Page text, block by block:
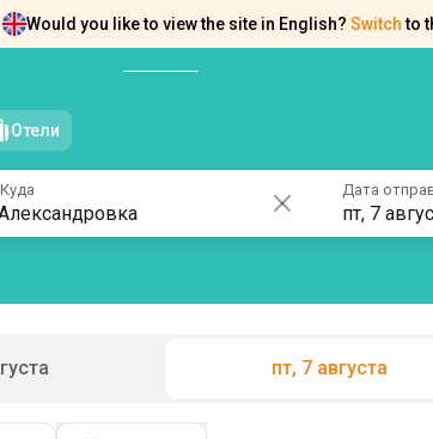
Would you like to view the site in English? Switch to
Отели
Куда Дата
пт, 7
пт, 7 августа